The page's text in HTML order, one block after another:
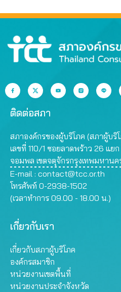
ติดต่อสภา
สภาองค์กรของผู้บริโภค (สภาผู้บริ
เลขที่ 110/1 ซอยลาดพร้าว 26 แย
จอมพล เขตจตุจักรกรุงเทพมหานค
E-mail : contact@tcc.or.th
โทรศัพท์ 0-2938-1502
(เวลาทำการ 09.00 - 18.00 น.)
เกี่ยวกับเรา
เกี่ยวกับสภาผู้บริโภค
องค์กรสมาชิก
หน่วยงานเขตพื้นที่
หน่วยงานประจำจังหวัด